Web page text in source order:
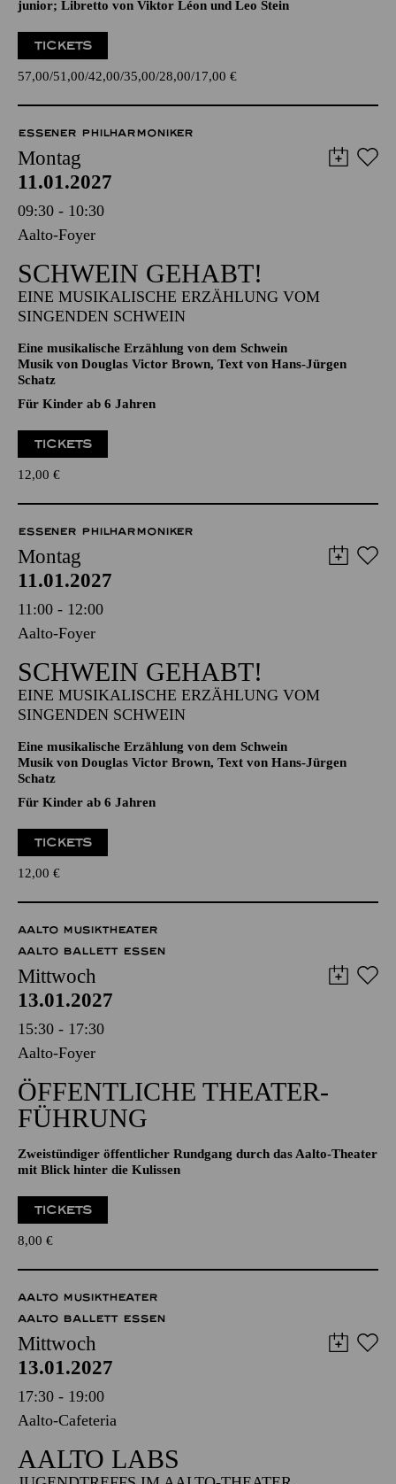
Zusammengestellt, bearbeitet und ergänzt von Adolf Müller
junior; Libretto von Viktor Léon und Leo Stein
57,00 51,00 42,00 35,00 28,00
ESSENER PHILHARMONIKER
Montag
11.01.2027
09:30 - 10:30
Aalto-Foyer
SCHWEIN GEHABT!
EINE MUSIKALISCHE ERZÄHLUNG VOM
SINGENDEN SCHWEIN
Eine musikalische Erzählung von dem Schwein
Schatz
Für Kinder ab 6 Jahren
12,00€
ESSENER PHILHARMONIKER
Montag
11.01.2027
11:00 - 12:00
Aalto-Foyer
SCHWEIN GEHABT!
EINE MUSIKALISCHE ERZÄHLUNG VOM
SINGENDEN SCHWEIN
Eine musikalische Erzählung von dem Schwein
Schatz
Für Kinder ab 6 Jahren
12,00€
AALTO MUSIKTHEATER
AALTO BALLETT ESSEN
Mittwoch
13.01.2027
15:30 - 17:30
Aalto-Foyer
ÖFFENTLICHE THEATER­
FÜHRUNG
Zweistündiger öffentlicher Rundgang durch das Aalto-Theater
mit Blick hinter die Kulissen
8,00 €
AALTO MUSIKTHEATER
AALTO BALLETT ESSEN
Mittwoch
13.01.2027
17:30 - 19:00
Aalto-Cafeteria